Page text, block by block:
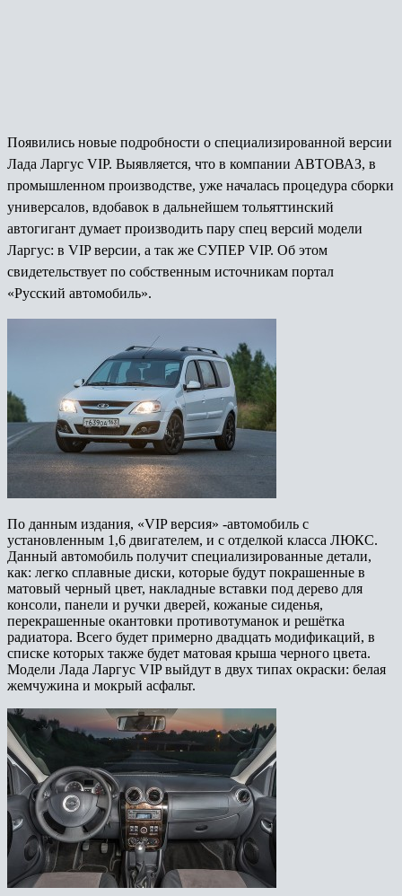
Появились новые подробности о специализированной версии
Лада Ларгус VIP. Выявляется, что в компании АВТОВАЗ, в
промышленном производстве, уже началась процедура сборки
универсалов, вдобавок в дальнейшем тольяттинский
автогигант думает производить пару спец версий модели
Ларгус: в VIP версии, а так же СУПЕР VIP. Об этом
свидетельствует по собственным источникам портал
«Русский автомобиль».
По данным издания, «VIP версия» -автомобиль с
установленным 1,6 двигателем, и с отделкой класса ЛЮКС.
Данный автомобиль получит специализированные детали,
как: легко сплавные диски, которые будут покрашенные в
матовый черный цвет, накладные вставки под дерево для
консоли, панели и ручки дверей, кожаные сиденья,
перекрашенные окантовки противотуманок и решётка
радиатора. Всего будет примерно двадцать модификаций, в
списке которых также будет матовая крыша черного цвета.
Модели Лада Ларгус VIP выйдут в двух типах окраски: белая
жемчужина и мокрый асфальт.